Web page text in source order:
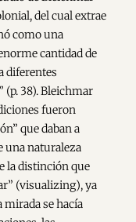
del cual extrae
como una
cantidad de
diferentes
38). Bleichmar
fueron
que daban a
una naturaleza
la distinción que
(visualizing), ya
mirada se hacía